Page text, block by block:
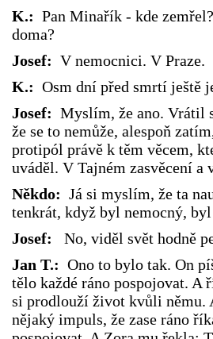
K.: Pan Minařík - kde
doma?
Josef: V nemocnici. V Praze.
K.: Osm dní před smrtí ještě
Josef: Myslím, že ano. Vrátil
že se to nemůže, alespoň
protipól právě k těm věcem,
uváděl. V Tajném zasvěcení a
Někdo: Já si myslím, že ta
tenkrát, když byl nemocný,
Josef: No, viděl svět hodně
Jan T.: Ono to bylo tak. On
tělo každé ráno pospojovat. A
si prodlouží život kvůli němu.
nějaký impuls, že zase ráno